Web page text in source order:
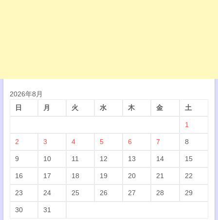
2026年8月
日
月 火 水 木 金 土
1
2 3 4 5 6 7 8
9 10 11 12 13 14 15
16 17 18 19 20 21 22
23 24 25 26 27 28 29
30 31